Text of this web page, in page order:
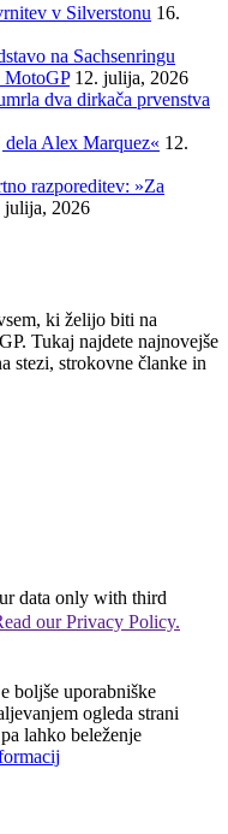
v Silverstonu 16.
na Sachsenringu
MotoGP 12. julija, 2026
dva dirkača prvenstva
Alex Marquez« 12.
razporeditev: »Za
julija, 2026
ki želijo biti na
Tukaj najdete najnovejše
stezi, strokovne članke in
data only with third
our Privacy Policy.
boljše uporabniške
ogleda strani
lahko beleženje